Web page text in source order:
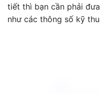
tiết thì bạn cần phải
như các thông số kỹ